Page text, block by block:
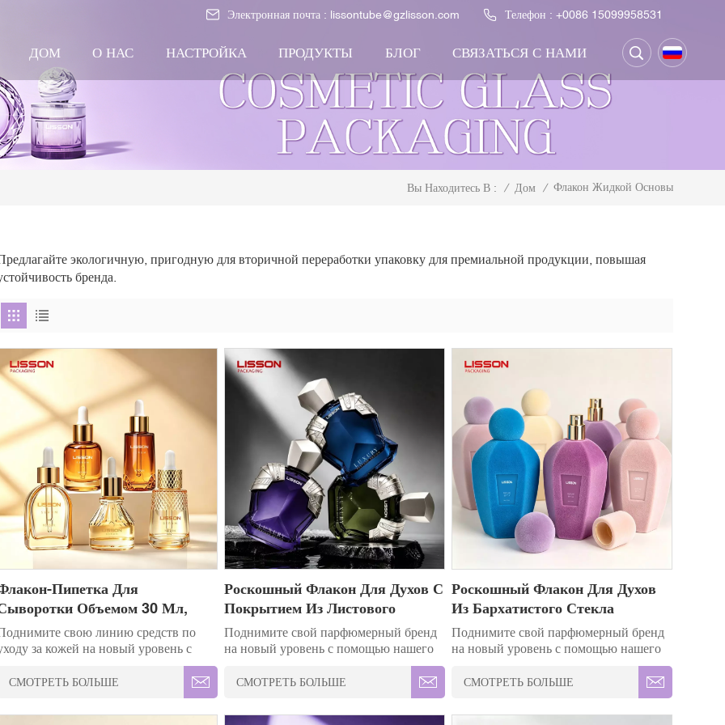
Электронная почта : lissontube@gzlisson.com Телефон : +0086 15099958531
ДОМ О НАС НАСТРОЙКА ПРОДУКТЫ БЛОГ СВЯЗАТЬСЯ С НАМИ
Вы Находитесь В : / Дом / Флакон Жидкой Основы
экологичную, пригодную для вторичной переработки упаковку для премиальной продукции, повышая
бренда.
Пипетка Для
Объемом 30 Мл,
С Индивидуальной
свою линию средств по
за кожей на новый уровень с
помощью нашего первоклассного
стеклянного флакона для сыворотки с
пипеткой объемом 30 мл. Благодаря
плоско-овальной форме и
СМОТРЕТЬ БОЛЬШЕ
Роскошный Флакон Для Духов С
Покрытием Из Листового
Стекла, С Возможностью
Персонализации.
Поднимите свой парфюмерный бренд
на новый уровень с помощью нашего
набора роскошных флаконов для духов
из позолоченного стекла с широкими
Флаконы имеют безупречную
СМОТРЕТЬ БОЛЬШЕ
Роскошный Флакон Для Духов
Из Бархатистого Стекла
Объемом 100 Мл.
Поднимите свой парфюмерный бренд
на новый уровень с помощью нашего
набора премиальных флаконов для
духов из бархатистого стекла с
оформления. Флаконы имеют мягкое
СМОТРЕТЬ БОЛЬШЕ